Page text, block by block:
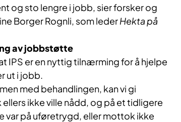
og sto lengre i jobb, sier forsker og
Borger Rognli, som lederHekta på
av jobbstøtte
IPS er en nyttig tilnærming for å hjelpe
ut i jobb.
med behandlingen, kan vi gi
ikke ville nådd, og på et tidligere
var på uføretrygd, eller mottok ikke